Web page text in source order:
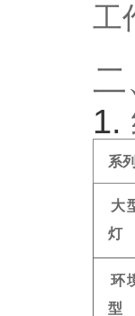
工
1. ‌
系
大
灯
环
型